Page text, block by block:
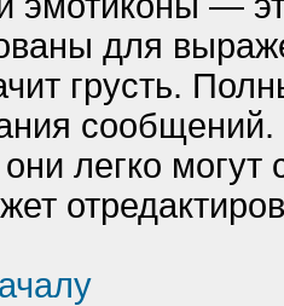
для
грусть.
сообщений.
они легко